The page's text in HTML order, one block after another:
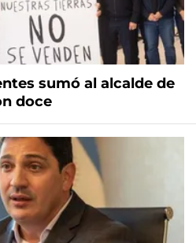
sumó al alcalde de
doce